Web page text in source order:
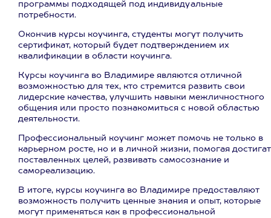
программы подходящей под индивидуальные
потребности.
Окончив курсы коучинга, студенты могут получить
сертификат, который будет подтверждением их
квалификации в области коучинга.
Курсы коучинга во Владимире являются отличной
возможностью для тех, кто стремится развить свои
лидерские качества, улучшить навыки межличностного
общения или просто познакомиться с новой областью
деятельности.
Профессиональный коучинг может помочь не только в
карьерном росте, но и в личной жизни, помогая
поставленных целей, развивать самосознание и
самореализацию.
В итоге, курсы коучинга во Владимире предоставляют
возможность получить ценные знания и опыт, которые
могут применяться как в профессиональной